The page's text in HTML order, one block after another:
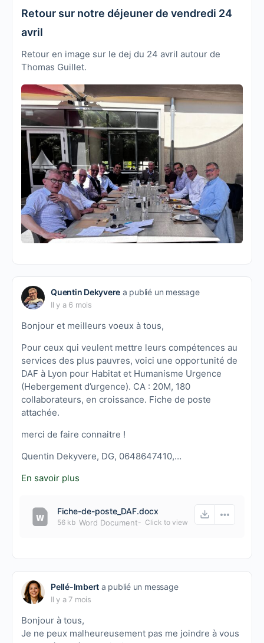
Retour sur notre déjeuner de vendredi 24
avril
Retour en image sur le dej du 24 avril autour de
Thomas Guillet.
Quentin Dekyvere a publié un message
Il y a 6 mois
Bonjour et meilleurs voeux à tous,
Pour ceux qui veulent mettre leurs compétences au
services des plus pauvres, voici une opportunité de
DAF à Lyon pour Habitat et Humanisme Urgence
(Hebergement d’urgence). CA : 20M, 180
collaborateurs, en croissance. Fiche de poste
attachée.
merci de faire connaitre !
Quentin Dekyvere, DG, 0648647410,…
En savoir plus
Fiche-de-poste_DAF.docx
56 kb Word Document- Click to view
Pellé-Imbert a publié un message
Il y a 7 mois
Bonjour à tous,
Je ne peux malheureusement pas me joindre à vous